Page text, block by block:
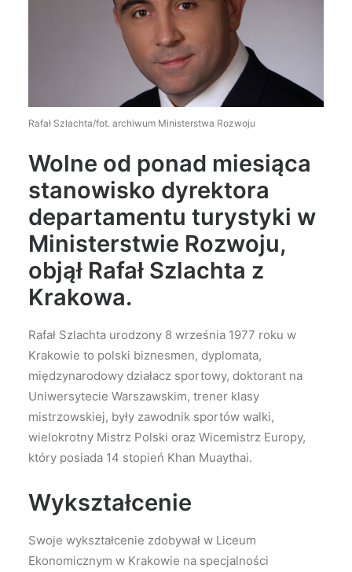
Rafał Szlachta/fot. archiwum Ministerstwa Rozwoju
Wolne od ponad miesiąca
stanowisko dyrektora
departamentu turystyki w
Ministerstwie Rozwoju,
objął Rafał Szlachta z
Krakowa.
Rafał Szlachta urodzony 8 września 1977 roku w
Krakowie to polski biznesmen, dyplomata,
międzynarodowy działacz sportowy, doktorant na
Uniwersytecie Warszawskim, trener klasy
mistrzowskiej, były zawodnik sportów walki,
wielokrotny Mistrz Polski oraz Wicemistrz Europy,
który posiada 14 stopień Khan Muaythai.
Wykształcenie
Swoje wykształcenie zdobywał w Liceum
Ekonomicznym w Krakowie na specjalności